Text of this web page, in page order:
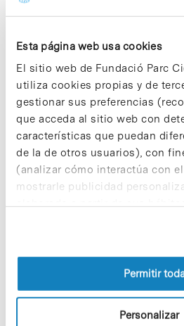
Esta página web usa cookies
El sitio web de Fundació Parc
utiliza cookies propias y de
gestionar sus preferencias
que acceda al sitio web con
características que puedan
de la de otros usuarios), con
(analizar cómo interactúa con
mostrarle publicidad
elaborado a partir de sus
información sobre las cookies
la Política de cookies del sitio
Permitir
Personalizar
viviendas de emergencia y a
suministro de alimentos y
necesidad para ayudar a los
dos millones de personas).
La maratón televisiva se
celebración de una jornada
coordinada por el Gobierno
Asociación Nacional de
colaboración con diversas
«Un Techo para Chile» y «la